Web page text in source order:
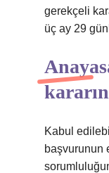
gerekçeli
üç ay 29
Kabul
başvurunun